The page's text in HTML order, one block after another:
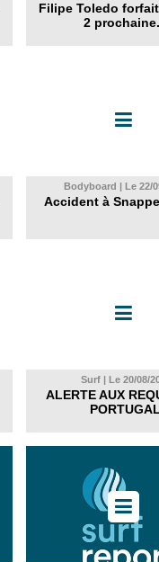
Filipe Toledo
2
Bodyboard | Le 22/
Accident à
Surf | Le 20/08/
ALERTE AUX
PORTUGAL